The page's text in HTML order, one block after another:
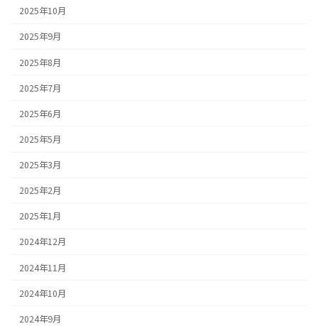
2025年10月
2025年9月
2025年8月
2025年7月
2025年6月
2025年5月
2025年3月
2025年2月
2025年1月
2024年12月
2024年11月
2024年10月
2024年9月